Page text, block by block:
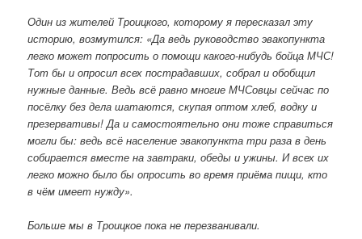
Один из жителей Троицкого, которому я пересказал эту
историю, возмутился: «Да ведь руководство эвакопункта
легко может попросить о помощи какого-нибудь бойца МЧС!
Тот бы и опросил всех пострадавших, собрал и обобщил
нужные данные. Ведь всё равно многие МЧСовцы сейчас по
посёлку без дела шатаются, скупая оптом хлеб, водку и
презервативы! Да и самостоятельно они тоже справиться
могли бы: ведь всё население эвакопункта три раза в день
собирается вместе на завтраки, обеды и ужины. И всех их
легко можно было бы опросить во время приёма пищи, кто
в чём имеет нужду».
Больше мы в Троицкое пока не перезванивали.